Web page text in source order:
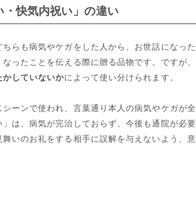
快気内祝い」の違い
らも病気やケガをした人から、お世話になった
ったことを伝える際に贈る品物です。ですが、
かしていないかによって使い分けられます。
シーンで使われ、言葉通り本人の病気やケガが全
は、病気が完治しておらず、今後も通院が必要
いのお礼をする相手に誤解を与えないよう、意